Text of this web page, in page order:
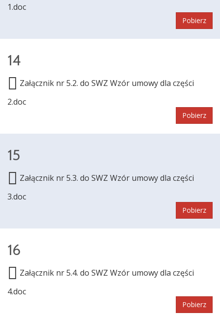
1.doc
Pobierz
14
Załącznik nr 5.2. do SWZ Wzór umowy dla części
2.doc
Pobierz
15
Załącznik nr 5.3. do SWZ Wzór umowy dla części
3.doc
Pobierz
16
Załącznik nr 5.4. do SWZ Wzór umowy dla części
4.doc
Pobierz